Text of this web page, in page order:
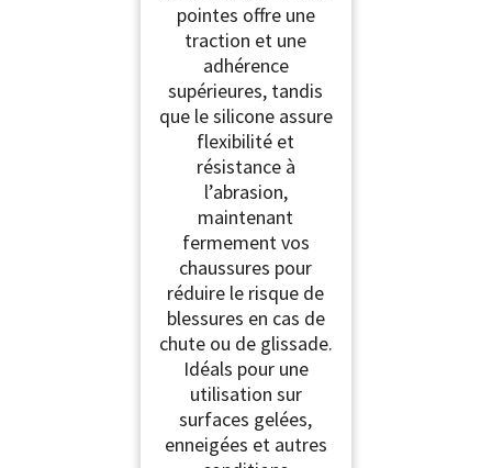
pointes offre une
traction et une
adhérence
supérieures, tandis
que le silicone assure
flexibilité et
résistance à
l’abrasion,
maintenant
fermement vos
chaussures pour
réduire le risque de
blessures en cas de
chute ou de glissade.
Idéals pour une
utilisation sur
surfaces gelées,
enneigées et autres